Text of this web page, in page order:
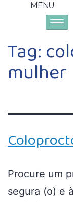
MENU
Tag:
mulher
Procure um
segura (o) e